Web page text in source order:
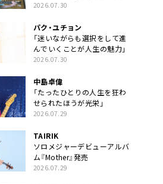
2026.07.30
パク・ユチョン
「迷いながらも選択をして進
んでいくことが人生の魅力」
2026.07.30
中島卓偉
「たったひとりの人生を狂わ
せられたほうが光栄」
2026.07.29
TAIRIK
ソロメジャーデビューアルバ
ム『Mother』発売
2026.07.29